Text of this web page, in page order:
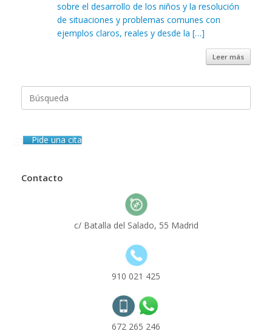
sobre el desarrollo de los niños y la resolución
de situaciones y problemas comunes con
ejemplos claros, reales y desde la […]
Leer más
Buscar:
Pide una cita
Contacto
c/ Batalla del Salado, 55 Madrid
910 021 425
672 265 246